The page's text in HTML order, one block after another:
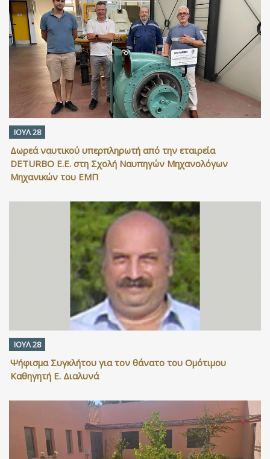
ΙΟΥΛ 28
Δωρεά ναυτικού υπερπληρωτή από την εταιρεία
DETURBO Ε.Ε. στη Σχολή Ναυπηγών Μηχανολόγων
Μηχανικών του ΕΜΠ
ΙΟΥΛ 28
Ψήφισμα Συγκλήτου για τον θάνατο του Ομότιμου
Καθηγητή Ε. Διαλυνά